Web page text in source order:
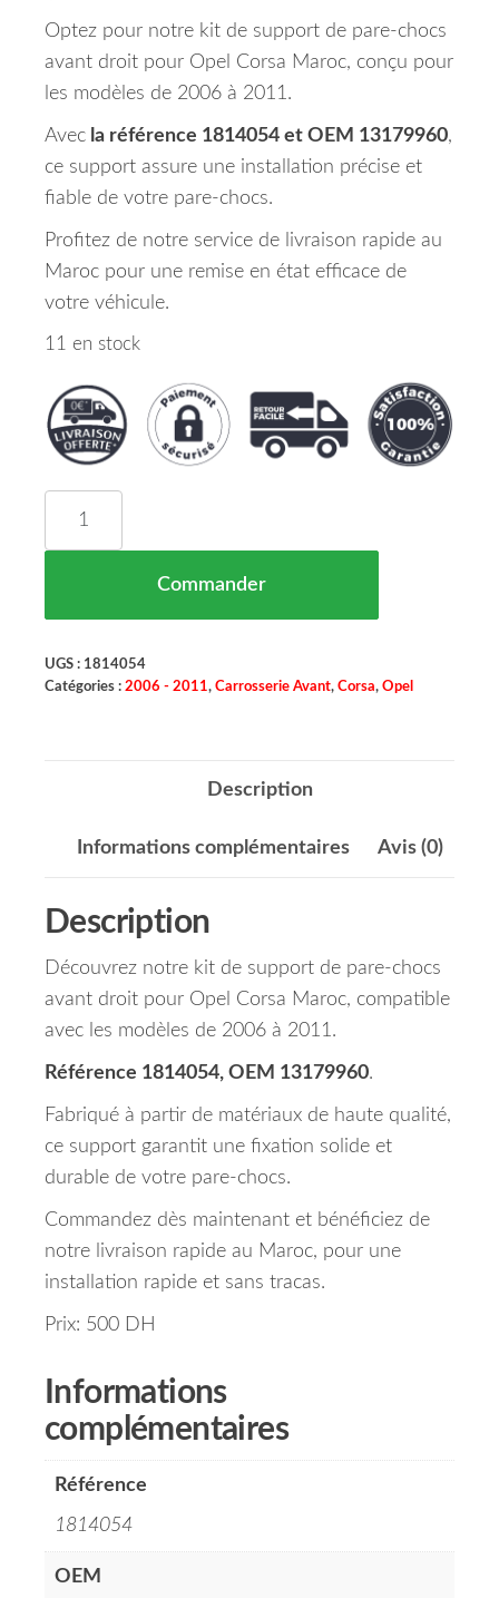
Optez pour notre kit de support de pare-chocs
avant droit pour Opel Corsa Maroc, conçu pour
les modèles de 2006 à 2011.
Avec la référence 1814054 et OEM 13179960,
ce support assure une installation précise et
fiable de votre pare-chocs.
Profitez de notre service de livraison rapide au
Maroc pour une remise en état efficace de
votre véhicule.
11 en stock
Commander
UGS : 1814054
Catégories : 2006 - 2011, Carrosserie Avant, Corsa, Opel
Description
Informations complémentaires Avis (0)
Description
Découvrez notre kit de support de pare-chocs
avant droit pour Opel Corsa Maroc, compatible
avec les modèles de 2006 à 2011.
Référence 1814054, OEM 13179960.
Fabriqué à partir de matériaux de haute qualité,
ce support garantit une fixation solide et
durable de votre pare-chocs.
Commandez dès maintenant et bénéficiez de
notre livraison rapide au Maroc, pour une
installation rapide et sans tracas.
Prix: 500 DH
Informations
complémentaires
Référence
1814054
OEM